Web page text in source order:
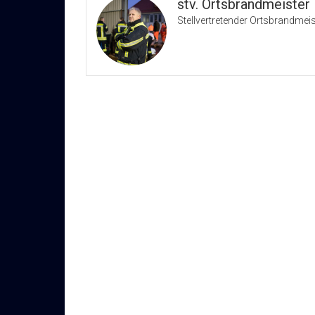
stv. Ortsbrandmeister
Stellvertretender